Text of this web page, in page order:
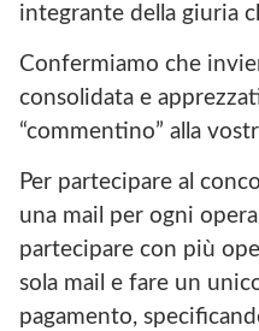
integrante della giuria
Confermiamo che
consolidata e
“commentino” alla
Per partecipare al
una mail per ogni
partecipare con più
sola mail e fare un
pagamento,